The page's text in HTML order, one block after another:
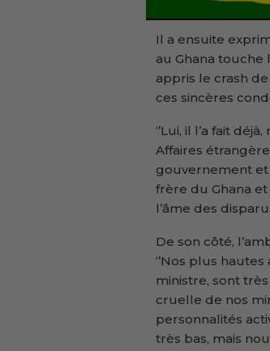
Il a ensuite
au Ghana touche
appris le crash
ces sincères
‘’Lui, il l’a fait
Affaires
gouvernement
frère du Ghana
l’âme des
De son côté,
‘’Nos plus
ministre, sont
cruelle de nos
personnalités
très bas, mais